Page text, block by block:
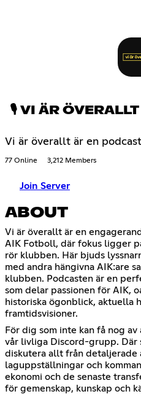
🎙 VI ÄR ÖVERALLT
Vi är överallt är en
77 Online 3,212 Members
Join Server
ABOUT
Vi är överallt är en
AIK Fotboll, där fokus ligger
rör klubben. Här bjuds
med andra hängivna AIK:are
klubben. Podcasten är en
som delar passionen för AIK,
historiska ögonblick, aktuella
framtidsvisioner.
För dig som inte kan få nog
vår livliga Discord-grupp. Där
diskutera allt från detaljerade
laguppställningar och
ekonomi och de senaste
för gemenskap, kunskap och